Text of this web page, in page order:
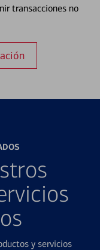
transacciones no
y servicios